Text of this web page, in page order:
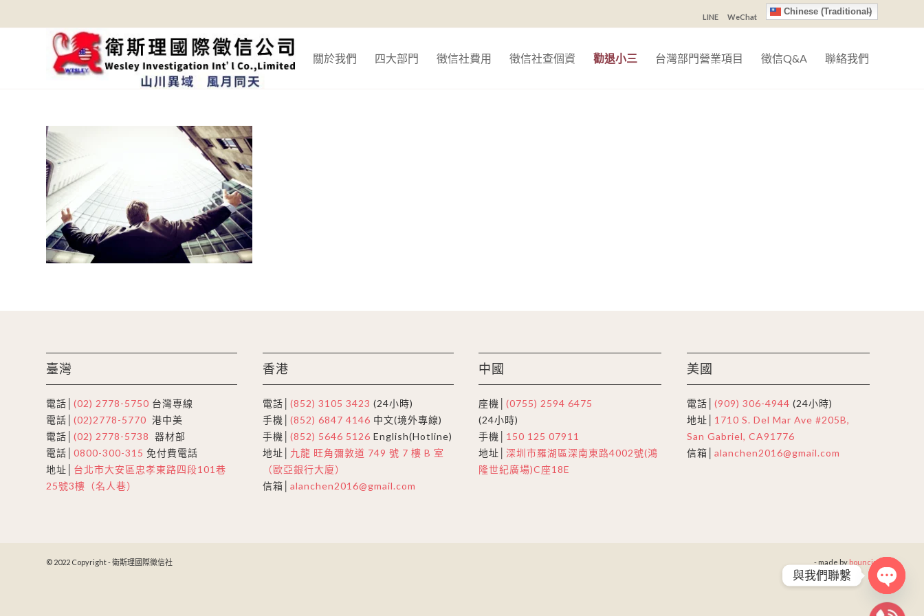
LINE WeChat
Chinese (Traditional)
關於我們 四大部門 徵信社費用 徵信社查個資 勸退小三 台灣部門營業項目 徵信Q&A 聯絡我們
臺灣
電話│ (02) 2778-5750 台灣専線
電話│ (02)2778-5770 港中美
電話│ (02) 2778-5738 器材部
電話│ 0800-300-315 免付費電話
地址│ 台北市大安區忠孝東路四段101巷
25號3樓（名人巷）
香港
電話│ (852) 3105 3423 (24小時)
手機│ (852) 6847 4146 中文(境外專線)
手機│ (852) 5646 5126 English(Hotline)
地址│ 九龍 旺角彌敦道 749 號 7 樓 B 室
（歐亞銀行大廈）
信箱│ alanchen2016@gmail.com
中國
座機│(0755) 2594 6475
(24小時)
手機│ 150 125 07911
地址│深圳市羅湖區深南東路4002號(鴻
隆世紀廣場)C座18E
美國
電話│ (909) 306-4944 (24小時)
地址│ 1710 S. Del Mar Ave #205B,
San Gabriel, CA91776
信箱│ alanchen2016@gmail.com
© 2022 Copyright - 衛斯理國際徵信社 - made by bouncin
與我們聯繫
chaty